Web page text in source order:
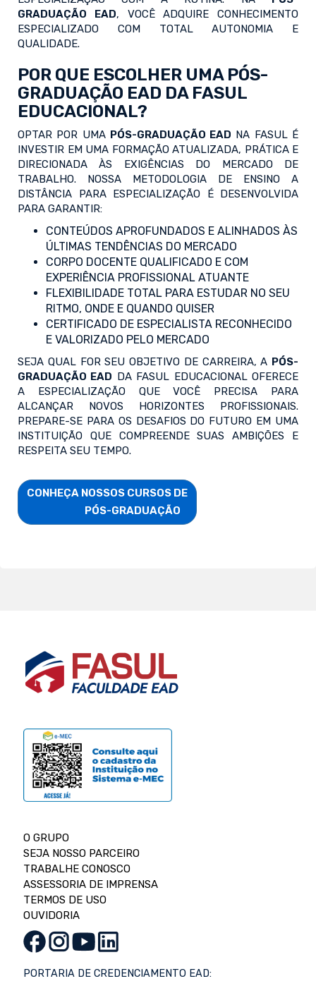
GRADUAÇÃO EAD, VOCÊ ADQUIRE CONHECIMENTO
ESPECIALIZADO COM TOTAL AUTONOMIA E
QUALIDADE.
POR QUE ESCOLHER UMA PÓS-
GRADUAÇÃO EAD DA FASUL
EDUCACIONAL?
OPTAR POR UMA PÓS-GRADUAÇÃO EAD NA FASUL É
INVESTIR EM UMA FORMAÇÃO ATUALIZADA, PRÁTICA E
DIRECIONADA ÀS EXIGÊNCIAS DO MERCADO DE
TRABALHO. NOSSA METODOLOGIA DE ENSINO A
DISTÂNCIA PARA ESPECIALIZAÇÃO É DESENVOLVIDA
PARA GARANTIR:
CONTEÚDOS APROFUNDADOS E ALINHADOS ÀS
ÚLTIMAS TENDÊNCIAS DO MERCADO
CORPO DOCENTE QUALIFICADO E COM
EXPERIÊNCIA PROFISSIONAL ATUANTE
FLEXIBILIDADE TOTAL PARA ESTUDAR NO SEU
RITMO, ONDE E QUANDO QUISER
CERTIFICADO DE ESPECIALISTA RECONHECIDO
E VALORIZADO PELO MERCADO
SEJA QUAL FOR SEU OBJETIVO DE CARREIRA, A PÓS-
GRADUAÇÃO EAD DA FASUL EDUCACIONAL OFERECE
A ESPECIALIZAÇÃO QUE VOCÊ PRECISA PARA
ALCANÇAR NOVOS HORIZONTES PROFISSIONAIS.
PREPARE-SE PARA OS DESAFIOS DO FUTURO EM UMA
INSTITUIÇÃO QUE COMPREENDE SUAS AMBIÇÕES E
RESPEITA SEU TEMPO.
CONHEÇA NOSSOS CURSOS DE
                        PÓS-GRADUAÇÃO
O GRUPO
SEJA NOSSO PARCEIRO
TRABALHE CONOSCO
ASSESSORIA DE IMPRENSA
TERMOS DE USO
OUVIDORIA
PORTARIA DE CREDENCIAMENTO EAD: